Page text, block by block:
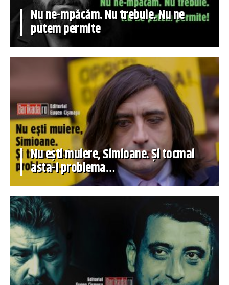
Nu ne-mpăcăm. Nu trebuie. Nu ne
putem permite
Nu ești muiere, Simioane. Și tocmai
asta-i problema…